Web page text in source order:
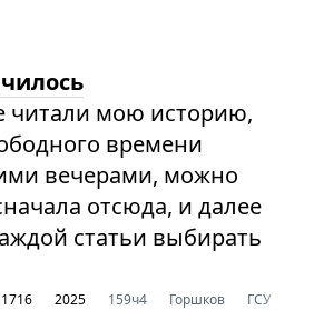
читали мою историю,
времени
вечерами, можно
отсюда, и далее
статьи выбирать
2025 159ч4 Горшков ГСУ